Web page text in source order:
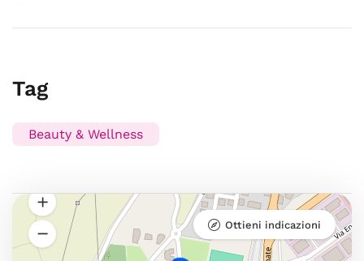
Tag
Beauty & Wellness
Ottieni indicazioni